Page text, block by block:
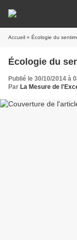
Accueil » Écologie du
Écologie du
Publié le 30/10/2014 à
Par La Mesure de